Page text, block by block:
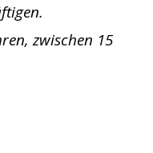
zwischen 15